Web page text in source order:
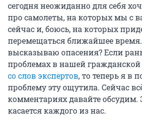
сегодня неожиданно для себя
про самолеты, на которых мы с
сейчас и, боюсь, на которых
перемещаться ближайшее
высказываю опасения? Если
проблемах в нашей
со слов экспертов, то теперь я в
проблему эту ощутила. Сейчас
комментариях давайте обсудим.
касается каждого из нас.